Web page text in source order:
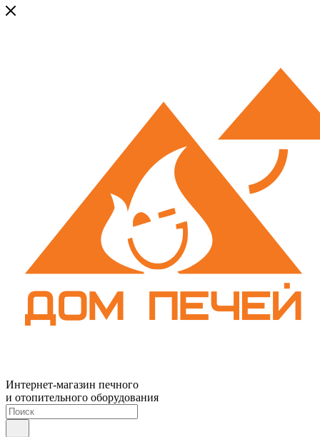
Интернет-магазин печного
и отопительного оборудования